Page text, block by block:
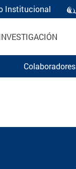
Institucional
Colaboradores